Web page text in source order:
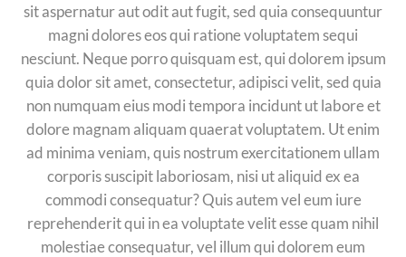
sit aspernatur aut odit aut fugit, sed quia consequuntur
magni dolores eos qui ratione voluptatem sequi
nesciunt. Neque porro quisquam est, qui dolorem ipsum
quia dolor sit amet, consectetur, adipisci velit, sed quia
non numquam eius modi tempora incidunt ut labore et
dolore magnam aliquam quaerat voluptatem. Ut enim
ad minima veniam, quis nostrum exercitationem ullam
corporis suscipit laboriosam, nisi ut aliquid ex ea
commodi consequatur? Quis autem vel eum iure
reprehenderit qui in ea voluptate velit esse quam nihil
molestiae consequatur, vel illum qui dolorem eum